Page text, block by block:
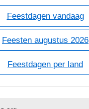
Feestdagen vandaag
Feesten augustus 2026
Feestdagen per land